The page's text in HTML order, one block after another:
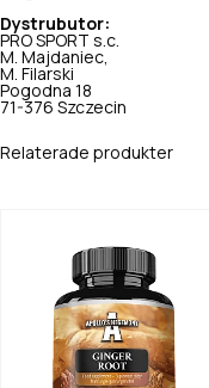
Dystrubutor:
PRO SPORT s.c.
M. Majdaniec,
M. Filarski
Pogodna 18
71-376 Szczecin
Relaterade produkter